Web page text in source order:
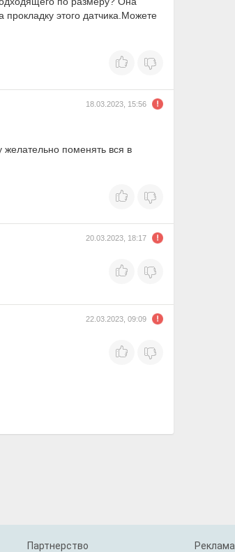
этого датчика.Можете
18.03.2023, 15:56
желательно поменять вся в
20.03.2023, 18:17
22.03.2023, 09:09
Партнерство Реклама